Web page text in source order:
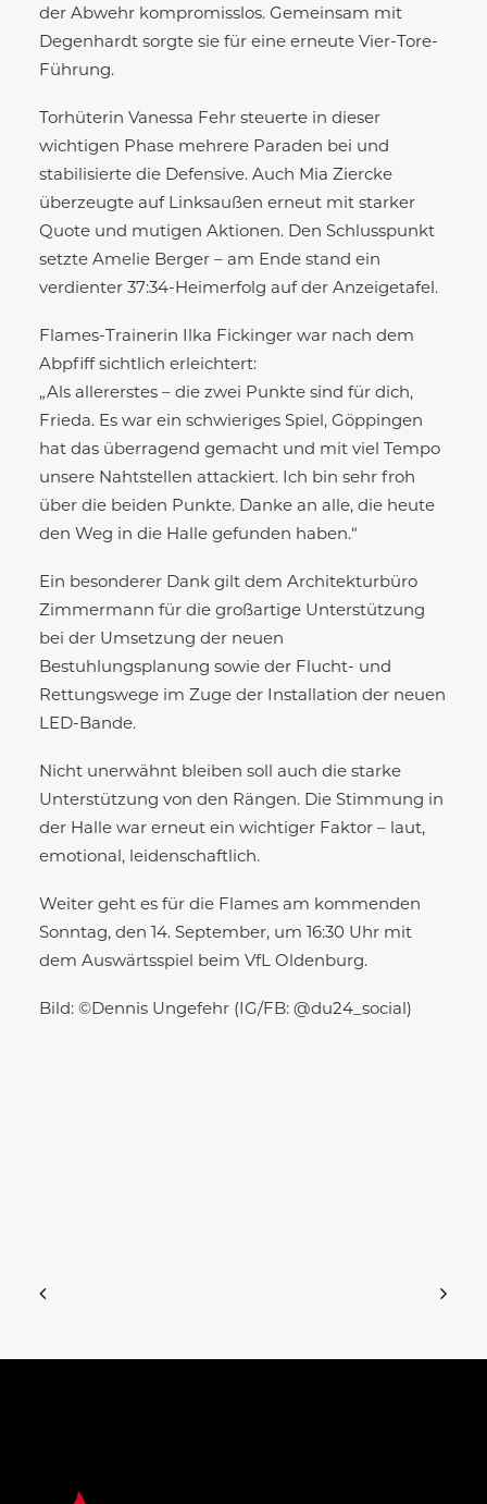
der Abwehr kompromisslos. Gemeinsam mit
Degenhardt sorgte sie für eine erneute Vier-Tore-
Führung.
Torhüterin Vanessa Fehr steuerte in dieser
wichtigen Phase mehrere Paraden bei und
stabilisierte die Defensive. Auch Mia Ziercke
überzeugte auf Linksaußen erneut mit starker
Quote und mutigen Aktionen. Den Schlusspunkt
setzte Amelie Berger – am Ende stand ein
verdienter 37:34-Heimerfolg auf der Anzeigetafel.
Flames-Trainerin Ilka Fickinger war nach dem
Abpfiff sichtlich erleichtert:
„Als allererstes – die zwei Punkte sind für dich,
Frieda. Es war ein schwieriges Spiel, Göppingen
hat das überragend gemacht und mit viel Tempo
unsere Nahtstellen attackiert. Ich bin sehr froh
über die beiden Punkte. Danke an alle, die heute
den Weg in die Halle gefunden haben.“
Ein besonderer Dank gilt dem Architekturbüro
Zimmermann für die großartige Unterstützung
bei der Umsetzung der neuen
Bestuhlungsplanung sowie der Flucht- und
Rettungswege im Zuge der Installation der neuen
LED-Bande.
Nicht unerwähnt bleiben soll auch die starke
Unterstützung von den Rängen. Die Stimmung in
der Halle war erneut ein wichtiger Faktor – laut,
emotional, leidenschaftlich.
Weiter geht es für die Flames am kommenden
Sonntag, den 14. September, um 16:30 Uhr mit
dem Auswärtsspiel beim VfL Oldenburg.
Bild: ©Dennis Ungefehr (IG/FB: @du24_social)